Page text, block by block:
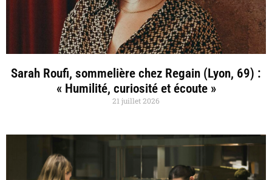
Sarah Roufi, sommelière chez Regain (Lyon, 69) :
« Humilité, curiosité et écoute »
21 juillet 2026